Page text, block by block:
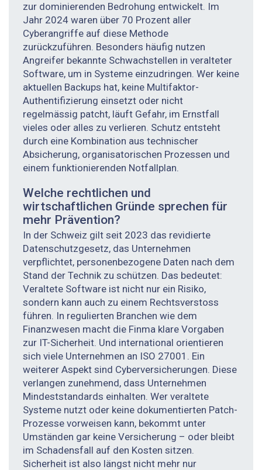
zur dominierenden Bedrohung entwickelt. Im
Jahr 2024 waren über 70 Prozent aller
Cyberangriffe auf diese Methode
zurückzuführen. Besonders häufig nutzen
Angreifer bekannte Schwachstellen in veralteter
Software, um in Systeme einzudringen. Wer keine
aktuellen Back­ups hat, keine Multifaktor-
Authentifizierung einsetzt oder nicht
regelmässig patcht, läuft Gefahr, im Ernstfall
vieles oder alles zu verlieren. Schutz entsteht
durch eine Kombination aus technischer
Absicherung, organisatorischen Prozessen und
einem funktionierenden Notfallplan.
Welche rechtlichen und
wirtschaftlichen Gründe sprechen für
mehr Prävention?
In der Schweiz gilt seit 2023 das revidierte
Datenschutzgesetz, das Unternehmen
verpflichtet, personenbezogene Daten nach dem
Stand der Technik zu schützen. Das bedeutet:
Veraltete Software ist nicht nur ein Risiko,
sondern kann auch zu einem Rechtsverstoss
führen. In regulierten Branchen wie dem
Finanzwesen macht die Finma klare Vorgaben
zur IT-Sicherheit. Und international orientieren
sich viele Unternehmen an ISO 27001. Ein
weiterer Aspekt sind Cyberversicherungen. Diese
verlangen zunehmend, dass Unternehmen
Mindeststandards einhalten. Wer veraltete
Systeme nutzt oder keine dokumentierten Patch-
Prozesse vorweisen kann, bekommt unter
Umständen gar keine Versicherung – oder bleibt
im Schadensfall auf den Kosten sitzen.
Sicherheit ist also längst nicht mehr nur